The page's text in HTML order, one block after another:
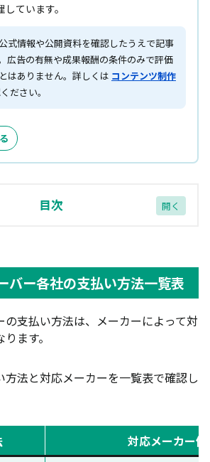
ています。
式情報や公開資料を確認したうえで記事
広告の有無や成果報酬の条件のみで評価
はありません。詳しくは コンテンツ制作
ださい。
目次
引き落とし）に対応しているおすす
ウォーター
き）に対応しているおすすめメーカ
ーター
（天然水）
バー各社の支払い方法一覧表
の支払い方法は、メーカーによって対
ます。
方法と対応メーカーを一覧表で確認し
対応メーカー例